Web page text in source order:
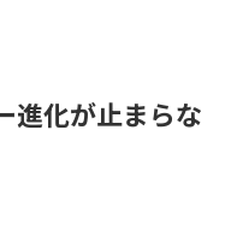
進化が止まらな